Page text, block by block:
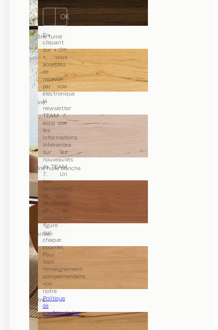
OK
En
cliquant
sur « OK
», vous
acceptez
de
recevoir
par voie
électronique
la
newsletter
TEAM 7,
ainsi que
les
informations
inhérentes
sur les
nouveautés
de TEAM
7. Un
lien,
permettant
de vous
désabonner
de la
newsletter,
figure
sur
chaque
courriel.
Pour
tout
renseignement
complémentaire,
voir
notre
Politique
de
confidentialité.
chêne fumé
aulne
aulne huile blanche
merisier
hêtre